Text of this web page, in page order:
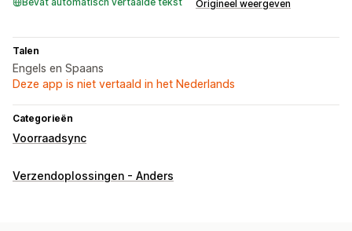
Origineel weergeven
Talen
Engels en Spaans
Deze app is niet vertaald in het Nederlands
Categorieën
Voorraadsync
Verzendoplossingen - Anders